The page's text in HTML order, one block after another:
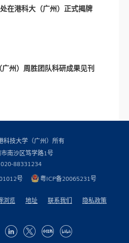
在港科大（广州）正式揭牌
州）周胜团队科研成果见刊
科技大学（广州）所有
南沙区笃学路1号
020-88331234
号
粤ICP备20065231号
浏览 地址 联系我们
隐私政策